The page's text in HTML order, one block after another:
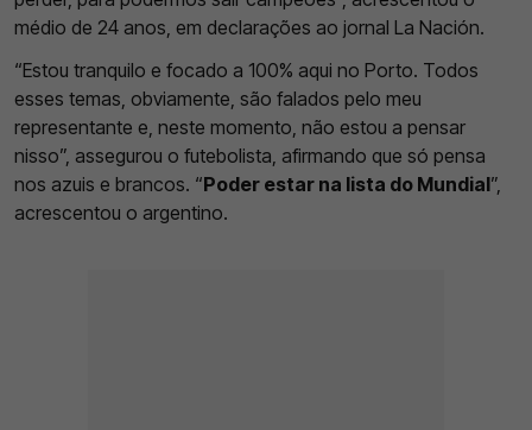
médio de 24 anos, em declarações ao jornal La Nación.
“Estou tranquilo e focado a 100% aqui no Porto. Todos
esses temas, obviamente, são falados pelo meu
representante e, neste momento, não estou a pensar
nisso”, assegurou o futebolista, afirmando que só pensa
nos azuis e brancos. “Poder estar na lista do Mundial”,
acrescentou o argentino.